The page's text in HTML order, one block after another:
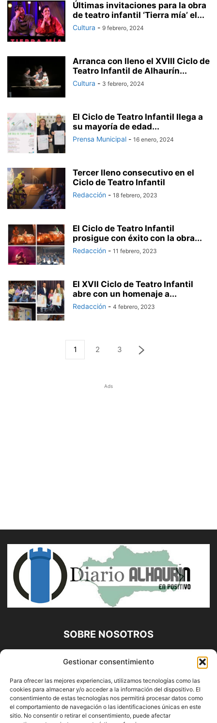
Gestionar consentimiento
Para ofrecer las mejores experiencias, utilizamos tecnologías como las
cookies para almacenar y/o acceder a la información del dispositivo. El
consentimiento de estas tecnologías nos permitirá procesar datos como
el comportamiento de navegación o las identificaciones únicas en este
sitio. No consentir o retirar el consentimiento, puede afectar
Últimas invitaciones para la obra
de teatro infantil ‘Tierra mía’ el...
Cultura - 9 febrero, 2024
Arranca con lleno el XVIII Ciclo de
Teatro Infantil de Alhaurín...
Cultura - 3 febrero, 2024
El Ciclo de Teatro Infantil llega a
su mayoría de edad...
Prensa Municipal - 16 enero, 2024
Tercer lleno consecutivo en el
Ciclo de Teatro Infantil
Redacción - 18 febrero, 2023
El Ciclo de Teatro Infantil
prosigue con éxito con la obra...
Redacción - 11 febrero, 2023
El XVII Ciclo de Teatro Infantil
abre con un homenaje a...
Redacción - 4 febrero, 2023
1 2 3
Ads
SOBRE NOSOTROS
Diario Alhaurín (www.alhaurindelatorre.com) Propiedad de
Francisco E. López López | 639 95 71 95 | Noticias de
Alhaurín de la Torre, Málaga y Provincia|
Contáctanos:info@alhaurindelatorre.com